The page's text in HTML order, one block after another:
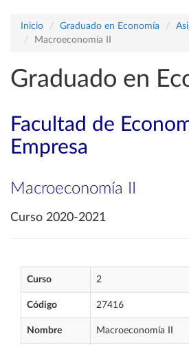
Inicio Graduado en Economía
Macroeconomía II
Graduado en
Facultad de
Empresa
Macroeconomía II
Curso 2020-2021
Curso 2
Código 27416
Nombre Macroeconomía II